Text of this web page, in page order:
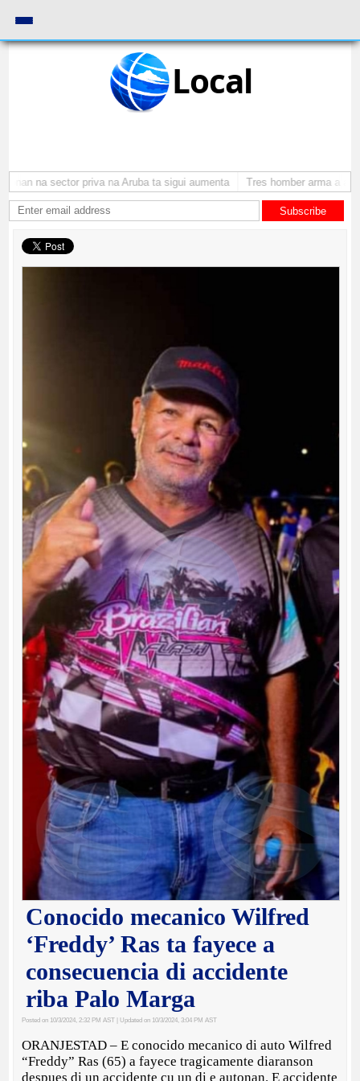
Local
na sector priva na Aruba ta sigui aumenta Tres homber arma a
Subscribe
Conocido mecanico Wilfred
‘Freddy’ Ras ta fayece a
consecuencia di accidente
riba Palo Marga
Posted on 10/3/2024, 2:32 PM AST | Updated on 10/3/2024, 3:04 PM AST
ORANJESTAD – E conocido mecanico di auto Wilfred
“Freddy” Ras (65) a fayece tragicamente diaranson
despues di un accidente cu un di e autonan. E accidente